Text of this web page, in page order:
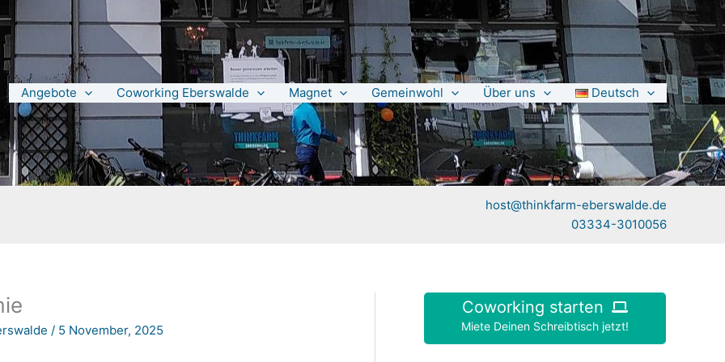
Angebote Coworking Eberswalde Magnet Gemeinwohl Über uns Deutsch
host@thinkfarm-eberswalde.de
03334-3010056
/ 5 November, 2025
Coworking starten
Miete Deinen Schreibtisch jetzt!